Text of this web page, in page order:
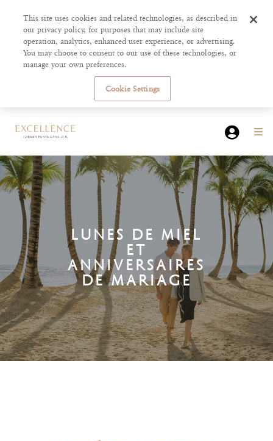
LUNES DE MIEL
ET
ANNIVERSAIRES
DE MARIAGE
This site uses cookies and related technologies, as described in
our privacy policy, for purposes that may include site
operation, analytics, enhanced user experience, or advertising.
You may choose to consent to our use of these technologies, or
manage your own preferences.
Cookie Settings